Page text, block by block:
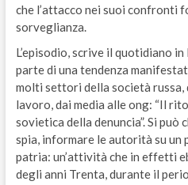
che l’attacco nei suoi confronti
sorveglianza.
L’episodio, scrive il quotidiano
parte di una tendenza
molti settori della società russa,
lavoro, dai media alle ong: “Il
sovietica della denuncia”. Si può
spia, informare le autorità su un
patria: un’attività che in effetti
degli anni Trenta, durante il